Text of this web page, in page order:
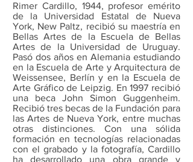
Rimer Cardillo, 1944, profesor emérito
de la Universidad Estatal de Nueva
York, New Paltz, recibió su maestría en
Bellas Artes de la Escuela de Bellas
Artes de la Universidad de Uruguay.
Pasó dos años en Alemania estudiando
en la Escuela de Arte y Arquitectura de
Weissensee, Berlín y en la Escuela de
Arte Gráfico de Leipzig. En 1997 recibió
una beca John Simon Guggenheim.
Recibió tres becas de la Fundación para
las Artes de Nueva York, entre muchas
otras distinciones. Con una sólida
formación en tecnologías relacionadas
con el grabado y la fotografía, Cardillo
ha desarrollado una obra grande y